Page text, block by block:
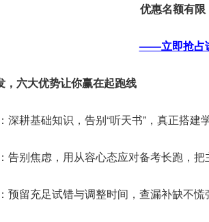
优惠名额有
——立即抢占
，六大优势让你赢在起跑线
深耕基础知识，告别“听天书”，真正搭建
告别焦虑，用从容心态应对备考长跑，把
预留充足试错与调整时间，查漏补缺不慌